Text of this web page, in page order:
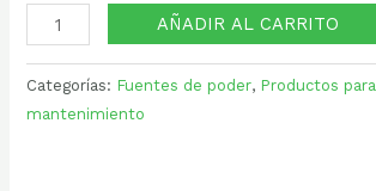
AÑADIR AL CARRITO
Categorías: Fuentes de poder, Productos para
mantenimiento